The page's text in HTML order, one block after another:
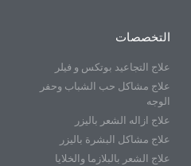
التخصصات
علاج التجاعيد بوتكس و فيلر
علاج مشاكل حب الشباب وحفر
الوجه
علاج ازاله الشعر باليزر
علاج مشاكل البشرة باليزر
علاج الشعر بالبلازما والخلايا